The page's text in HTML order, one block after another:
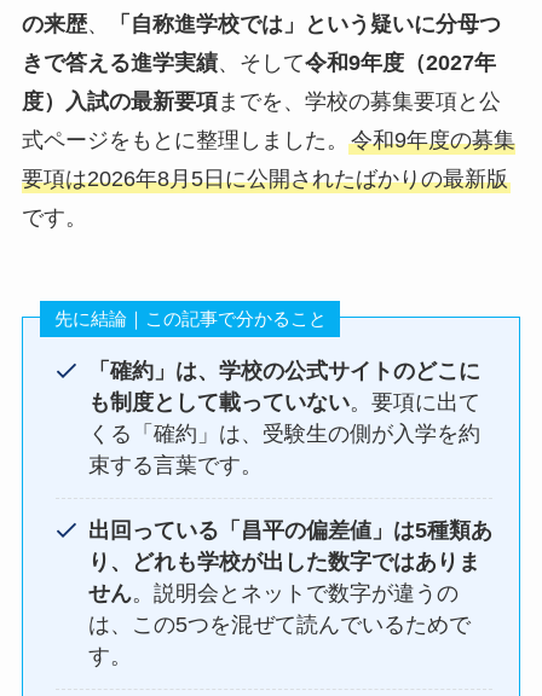
の来歴、
「自称進学校では」という疑いに分母つ
きで答える進学実績、そして令和9年度（2027年
度）入試の最新要項までを、学校の募集要項と公
式ページをもとに整理しました。 令和9年度の募集
要項は2026年8月5日に公開されたばかりの最新版
です。
先に結論｜この記事で分かること
「確約」は、学校の公式サイトのどこに
も制度として載っていない。要項に出て
くる「確約」は、受験生の側が入学を約
束する言葉です。
出回っている「昌平の偏差値」は5種類あ
り、どれも学校が出した数字ではありま
せん。説明会とネットで数字が違うの
は、この5つを混ぜて読んでいるためで
す。